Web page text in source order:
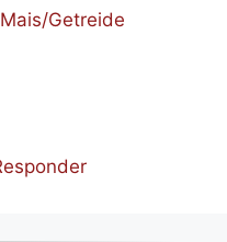
Getreide